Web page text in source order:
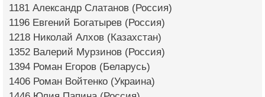
1181 Александр Слатанов (Россия)
1196 Евгений Богатырев (Россия)
1218 Николай Алхов (Казахстан)
1352 Валерий Мурзинов (Россия)
1394 Роман Егоров (Беларусь)
1406 Роман Войтенко (Украина)